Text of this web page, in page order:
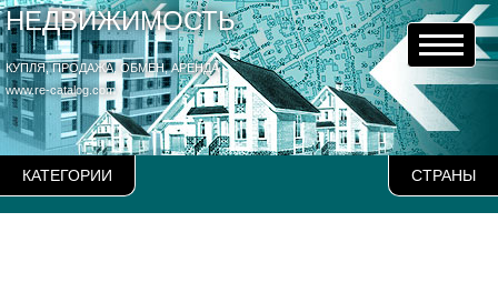
НЕДВИЖИМОСТЬ
КУПЛЯ, ПРОДАЖА, ОБМЕН, АРЕНДА
www.re-catalog.com
КАТЕГОРИИ СТРАНЫ